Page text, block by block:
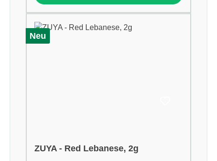
Neu
ZUYA - Red Lebanese, 2g